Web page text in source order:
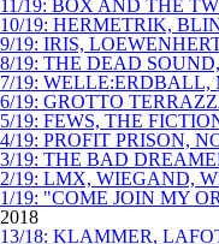
11/19: BOX AND THE
10/19: HERMETRIK,
9/19: IRIS,
8/19: THE DEAD
7/19:
6/19: GROTTO
5/19: FEWS, THE
4/19: PROFIT PRISON,
3/19: THE BAD
2/19: LMX, WIEGAND,
1/19: "COME JOIN MY
2018
13/18: KLAMMER,